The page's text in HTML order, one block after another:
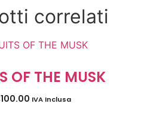
correlati
OF THE MUSK
100.00 IVA Inclusa